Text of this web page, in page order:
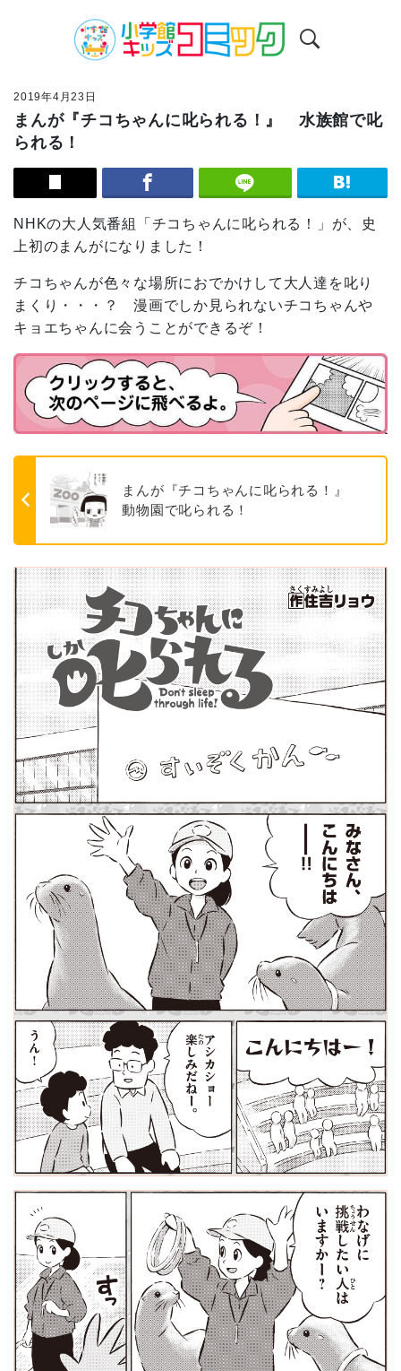
2019年4月23日
まんが『チコちゃんに叱られる！』 水族館で叱
られる！
NHKの大人気番組「チコちゃんに叱られる！」が、史
上初のまんがになりました！
チコちゃんが色々な場所におでかけして大人達を叱り
まくり・・・？ 漫画でしか見られないチコちゃんや
キョエちゃんに会うことができるぞ！
まんが『チコちゃんに叱られる！』
動物園で叱られる！